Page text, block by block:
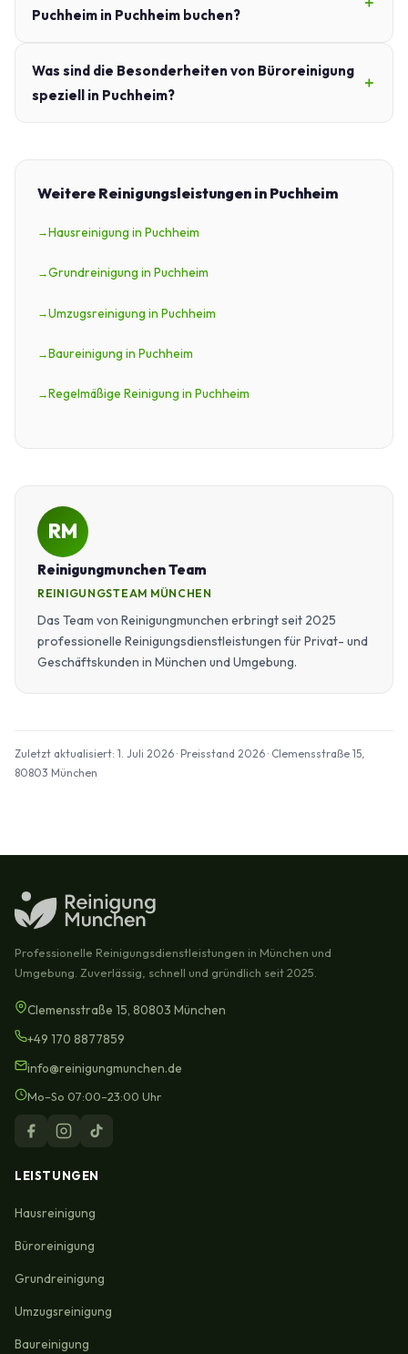
Puchheim in Puchheim buchen?
Was sind die Besonderheiten von Büroreinigung
speziell in Puchheim?
Weitere Reinigungsleistungen in Puchheim
Hausreinigung in Puchheim
Grundreinigung in Puchheim
Umzugsreinigung in Puchheim
Baureinigung in Puchheim
Regelmäßige Reinigung in Puchheim
RM
Reinigungmunchen Team
REINIGUNGSTEAM MÜNCHEN
Das Team von Reinigungmunchen erbringt seit 2025
professionelle Reinigungsdienstleistungen für Privat- und
Geschäftskunden in München und Umgebung.
Zuletzt aktualisiert: 1. Juli 2026 · Preisstand 2026 · Clemensstraße 15,
80803 München
Professionelle Reinigungsdienstleistungen in München und
Umgebung. Zuverlässig, schnell und gründlich seit 2025.
Clemensstraße 15, 80803 München
+49 170 8877859
info@reinigungmunchen.de
Mo–So 07:00–23:00 Uhr
LEISTUNGEN
Hausreinigung
Büroreinigung
Grundreinigung
Umzugsreinigung
Baureinigung